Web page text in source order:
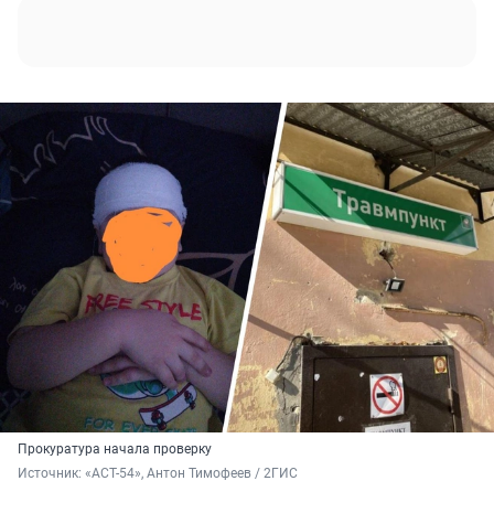
Прокуратура начала проверку
Источник: «АСТ-54», Антон Тимофеев / 2ГИС